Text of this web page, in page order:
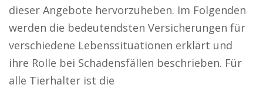
dieser Angebote hervorzuheben. Im Folgenden
werden die bedeutendsten Versicherungen für
verschiedene Lebenssituationen erklärt und
ihre Rolle bei Schadensfällen beschrieben. Für
alle Tierhalter ist die